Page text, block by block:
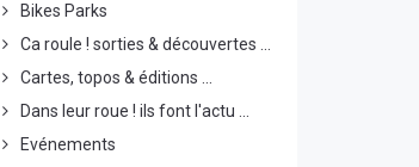
Bikes Parks
Ca roule ! sorties & découvertes ...
Cartes, topos & éditions ...
Dans leur roue ! ils font l'actu ...
Evénements